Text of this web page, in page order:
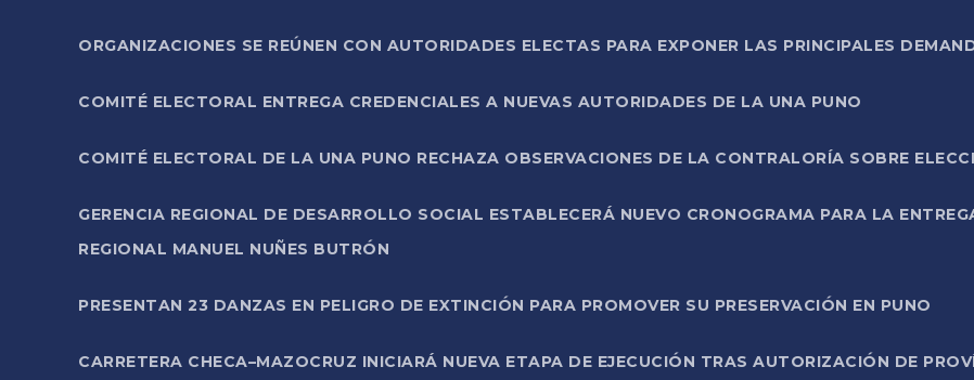
ORGANIZACIONES SE REÚNEN CON AUTORIDADES ELECTAS PARA EXPONER LAS PRINCIPALES
COMITÉ ELECTORAL ENTREGA CREDENCIALES A NUEVAS AUTORIDADES DE LA UNA PUNO
COMITÉ ELECTORAL DE LA UNA PUNO RECHAZA OBSERVACIONES DE LA CONTRALORÍA SOBRE
GERENCIA REGIONAL DE DESARROLLO SOCIAL ESTABLECERÁ NUEVO CRONOGRAMA PARA LA
REGIONAL MANUEL NUÑES BUTRÓN
PRESENTAN 23 DANZAS EN PELIGRO DE EXTINCIÓN PARA PROMOVER SU PRESERVACIÓN EN PUNO
CARRETERA CHECA–MAZOCRUZ INICIARÁ NUEVA ETAPA DE EJECUCIÓN TRAS AUTORIZACIÓN DE